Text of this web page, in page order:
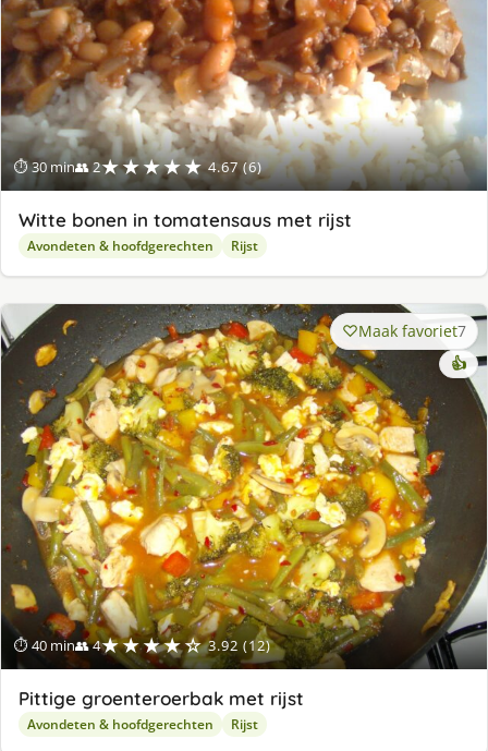
⏱ 30 min👥 2★★★★★ 4.67 (6)
Witte bonen in tomatensaus met rijst
Avondeten & hoofdgerechten Rijst
⏱ 40 min👥 4★★★★☆ 3.92 (12)
Maak favoriet7
👍
Pittige groenteroerbak met rijst
Avondeten & hoofdgerechten Rijst